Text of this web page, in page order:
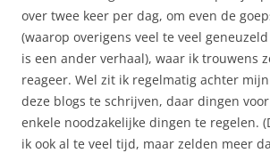
over twee keer per dag, om even de
(waarop overigens veel te veel
is een ander verhaal), waar ik trouwens
reageer. Wel zit ik regelmatig achter
deze blogs te schrijven, daar dingen
enkele noodzakelijke dingen te regelen.
ik ook al te veel tijd, maar zelden meer